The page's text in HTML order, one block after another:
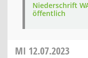
Niederschrift
öffentlich
MI 12.07.2023